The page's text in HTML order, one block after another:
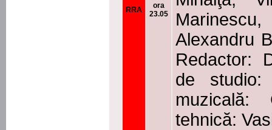
RRA
ora
23.05
Alexandru
Redactor:
de studio:
muzicală:
tehnică: